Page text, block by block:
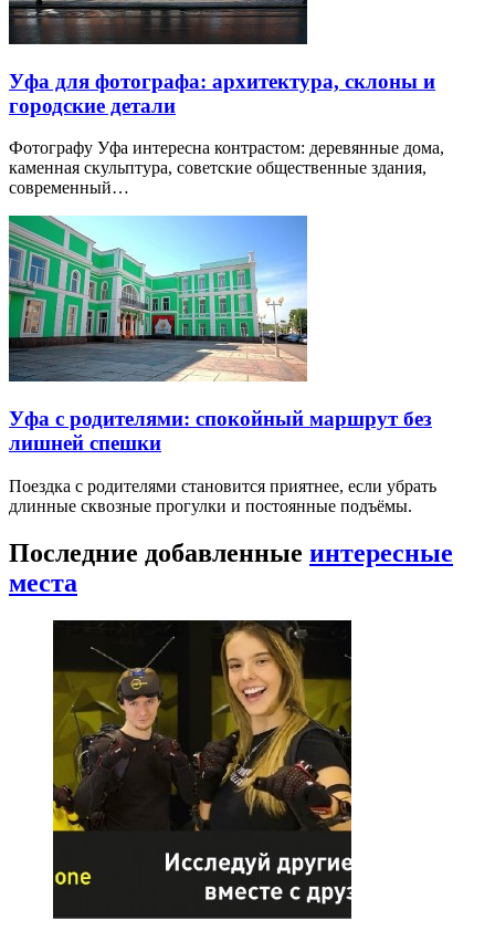
Уфа для фотографа: архитектура, склоны и
городские детали
Фотографу Уфа интересна контрастом: деревянные дома,
каменная скульптура, советские общественные здания,
современный…
Уфа с родителями: спокойный маршрут без
лишней спешки
Поездка с родителями становится приятнее, если убрать
длинные сквозные прогулки и постоянные подъёмы.
Последние добавленные интересные
места